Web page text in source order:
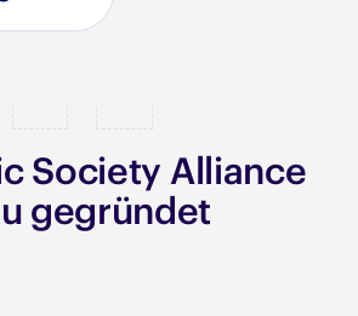
Society Alliance
gegründet